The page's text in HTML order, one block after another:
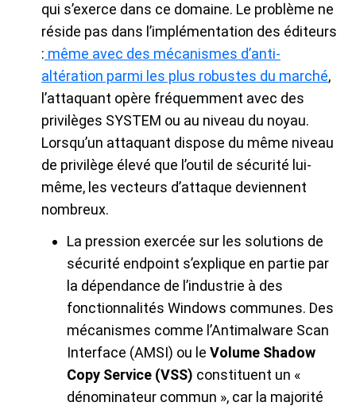
qui s’exerce dans ce domaine. Le problème ne
réside pas dans l’implémentation des éditeurs
: même avec des mécanismes d’anti-
altération parmi les plus robustes du marché,
l’attaquant opère fréquemment avec des
privilèges SYSTEM ou au niveau du noyau.
Lorsqu’un attaquant dispose du même niveau
de privilège élevé que l’outil de sécurité lui-
même, les vecteurs d’attaque deviennent
nombreux.
La pression exercée sur les solutions de
sécurité endpoint s’explique en partie par
la dépendance de l’industrie à des
fonctionnalités Windows communes. Des
mécanismes comme l’Antimalware Scan
Interface (AMSI) ou le Volume Shadow
Copy Service (VSS) constituent un «
dénominateur commun », car la majorité